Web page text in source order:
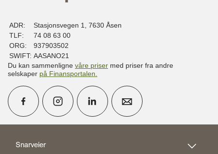
Snarveier
ADR:
Stasjonsvegen 1, 7630 Åsen
TLF:
74 08 63 00
ORG:
937903502
SWIFT: AASANO21
Du kan sammenligne våre priser med priser fra andre
selskaper på Finansportalen